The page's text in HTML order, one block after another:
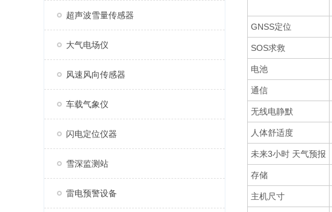
超声波雪量传感器
大气电场仪
风速风向传感器
车载气象仪
闪电定位仪器
雪深监测站
雷电预警设备
GNSS定位
SOS求救
电池
通信
无线电静默
人体舒适度
未来3小时 天气预报
存储
主机尺寸